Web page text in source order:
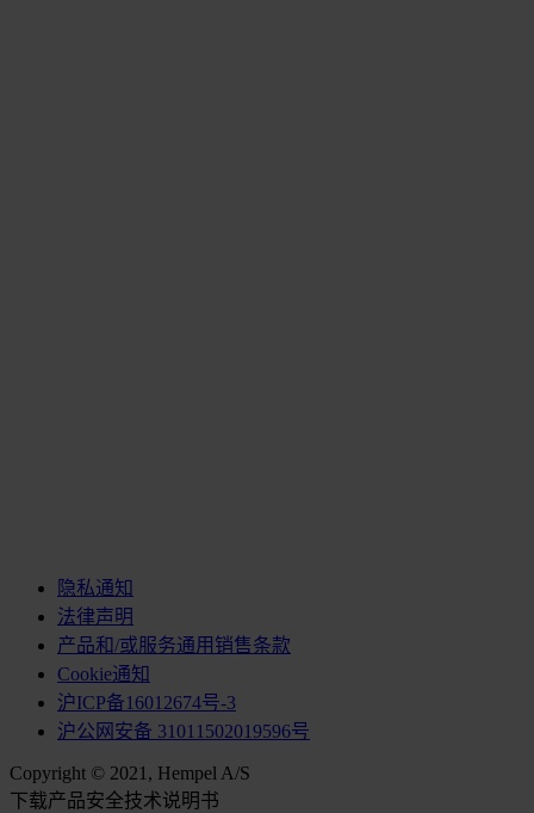
隐私通知
法律声明
产品和/或服务通用销售条款
Cookie通知
沪ICP备16012674号-3
沪公网安备 31011502019596号
Copyright © 2021, Hempel A/S
下载产品安全技术说明书